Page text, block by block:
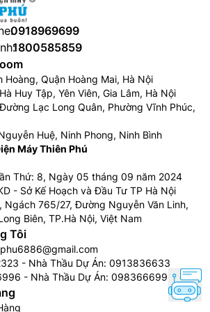
cắm trại,… thì nên sử dụng bếp
đình có từ 2 cho đến 5 thành viên,
từ đôi để dễ dàng đun nấu được
đình có trên 5 người, nên lựa chọn
có 3 vùng nấu.
đông người, sử dụng cho tiệc cỗ
bếp kinh doanh thì nên lựa chọn
nấu trở lên.
là một tiêu chí bạn cần để ý khi
. Dòng bếp có công suất càng lớn thì
làm chín thực phẩm càng nhanh,
các loại bếp có công suất từ 1500
nhất.
0918969699
1800585859
Hoàng, Quận Hoàng Mai, Hà Nội
Huy Tập, Yên Viên, Gia Lâm, Hà Nội
Lạc Long Quân, Phường Vĩnh Phúc,
Huệ, Ninh Phong, Ninh Bình
Máy Thiên Phú
Thứ: 8, Ngày 05 tháng 09 năm 2024
- Sở Kế Hoạch và Đầu Tư TP Hà Nội
Ngách 765/27, Đường Nguyễn Văn Linh,
Biên, TP.Hà Nội, Việt Nam
Tôi
- Nhà Thầu Dự Án: 0913836633
- Nhà Thầu Dự Án: 0983666996